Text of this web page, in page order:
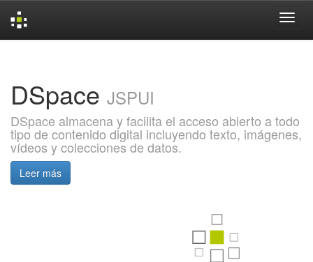
DSpace JSPUI
DSpace almacena y facilita el acceso abierto a todo
tipo de contenido digital incluyendo texto, imágenes,
vídeos y colecciones de datos.
Leer más